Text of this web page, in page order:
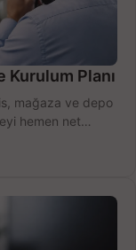
Kurulum Planı
mağaza ve depo
hemen net